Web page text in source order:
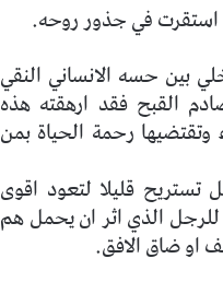
استقرت في جذور روحه.
بين حسه الانساني النقي
القبح فقد ارهقته هذه
رحمة الحياة بمن
تستريح قليلا لتعود اقوى
الذي اثر ان يحمل هم
او ضاق الافق.